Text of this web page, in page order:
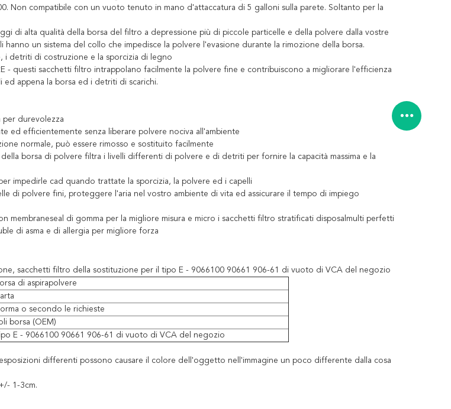
Non compatibile con un vuoto tenuto in mano d'attaccatura di 5 galloni sulla parete. Soltanto per la
di alta qualità della borsa del filtro a depressione più di piccole particelle e della polvere dalla vostre
hanno un sistema del collo che impedisce la polvere l'evasione durante la rimozione della borsa.
i detriti di costruzione e la sporcizia di legno
- questi sacchetti filtro intrappolano facilmente la polvere fine e contribuiscono a migliorare l'efficienza
ed appena la borsa ed i detriti di scarichi.
per durevolezza
ed efficientemente senza liberare polvere nociva all'ambiente
normale, può essere rimosso e sostituito facilmente
borsa di polvere filtra i livelli differenti di polvere e di detriti per fornire la capacità massima e la
impedirle cad quando trattate la sporcizia, la polvere ed i capelli
di polvere fini, proteggere l'aria nel vostro ambiente di vita ed assicurare il tempo di impiego
membraneseal di gomma per la migliore misura e micro i sacchetti filtro stratificati disposalmulti perfetti
di asma e di allergia per migliore forza
sacchetti filtro della sostituzione per il tipo E - 9066100 90661 906-61 di vuoto di VCA del negozio
di aspirapolvere
o secondo le richieste
borsa (OEM)
E - 9066100 90661 906-61 di vuoto di VCA del negozio
differenti possono causare il colore dell'oggetto nell'immagine un poco differente dalla cosa
1-3cm.